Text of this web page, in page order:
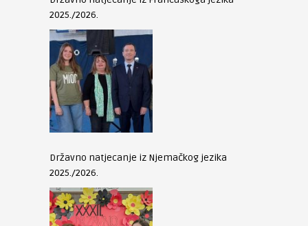
2025./2026.
Državno natjecanje iz Njemačkog jezika
2025./2026.